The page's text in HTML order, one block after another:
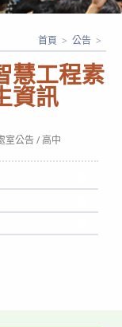
慧工程素
資訊
首頁 > 公告 >
室公告/高中